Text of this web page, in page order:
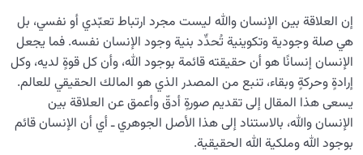
رؤية عالم الغيب 0/9
لماذا لا يصل الكثيرون إلى درك حضور الله رغم أنه ظاهر؟
طبيعة علاقة الإنسان بالملائكة و حقيقة وجودهم
إن العلاقة بين الإنسان والله ليست مجرد ارتباط تعبّدي أو نفسي، بل
هي صلة وجودية وتكوينية تُحدِّد بنية وجود الإنسان نفسه. فما يجعل
الإنسان إنسانًا هو أن حقيقته قائمة بوجود الله، وأن كل قوةٍ لديه، وكل
إرادةٍ وحركةٍ وبقاء، تنبع من المصدر الذي هو المالك الحقيقي للعالم.
يسعى هذا المقال إلى تقديم صورةٍ أدقّ وأعمق عن العلاقة بين
الإنسان والله، بالاستناد إلى هذا الأصل الجوهري ـ أي أن الإنسان قائم
بوجود الله وملكية الله الحقيقية.